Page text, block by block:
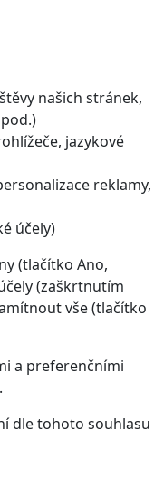
našich stránek,
jazykové
reklamy,
účely)
(tlačítko Ano,
(zaškrtnutím
vše (tlačítko
a preferenčními
dle tohoto souhlasu